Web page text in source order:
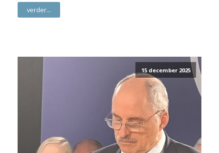
verder...
15 december 2025